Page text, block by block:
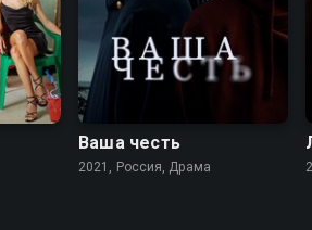
8.2 7.2
Ваша честь
2021, Россия, Драма